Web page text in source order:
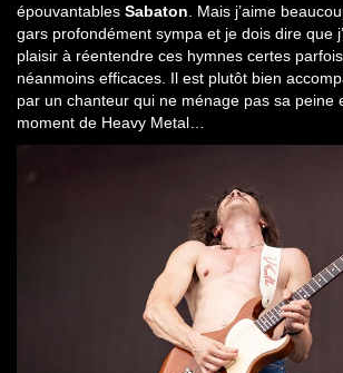
épouvantables Sabaton . Mais j’aime
gars profondément sympa et je dois dire que
plaisir à réentendre ces hymnes certes
néanmoins efficaces. Il est plutôt bien
par un chanteur qui ne ménage pas sa peine
moment de Heavy Metal…